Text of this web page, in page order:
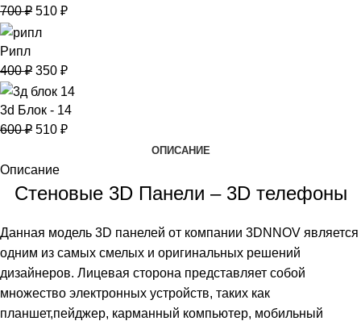
700₽ 510 ₽
Рипл
400₽ 350 ₽
3d Блок - 14
600₽ 510 ₽
ОПИСАНИЕ
Описание
Стеновые 3D Панели – 3D телефоны
Данная модель 3D панелей от компании 3DNNOV является
одним из самых смелых и оригинальных решений
дизайнеров. Лицевая сторона представляет собой
множество электронных устройств, таких как
планшет,пейджер, карманный компьютер, мобильный